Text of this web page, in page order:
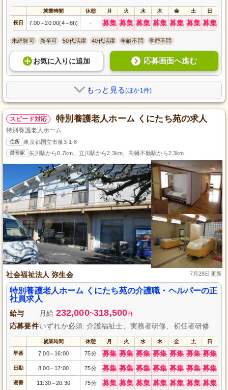
就業時間 休憩 月 火 水 木 金 土 日
長日 7:00～20:00(4～8h) - 募集 募集 募集 募集 募集 募集 募集
未経験可 新卒可 50代活躍 40代活躍 年齢不問 学歴不問
お気に入り に追加 応募画面へ進む
もっと見る(ほか1件)
スピード対応 特別養護老人ホーム くにたち苑の求人
特別養護老人ホーム
住所 東京都国立市泉3-1-6
最寄駅 矢川駅から0.7km、立川駅から2.3km、高幡不動駅から2.3km
社会福祉法人 弥生会 7月28日更新
特別養護老人ホーム くにたち苑の介護職・ヘルパーの正
社員求人
給与 月給 232,000~318,500円
応募要件いずれか必須: 介護福祉士、実務者研修、初任者研修
就業時間 休憩 月 火 水 木 金 土 日
早番 7:00～ 16:00 75分 募集 募集 募集 募集 募集 募集 募集
日勤 8:00～ 17:00 75分 募集 募集 募集 募集 募集 募集 募集
遅番 11:30～20:30 75分 募集 募集 募集 募集 募集 募集 募集